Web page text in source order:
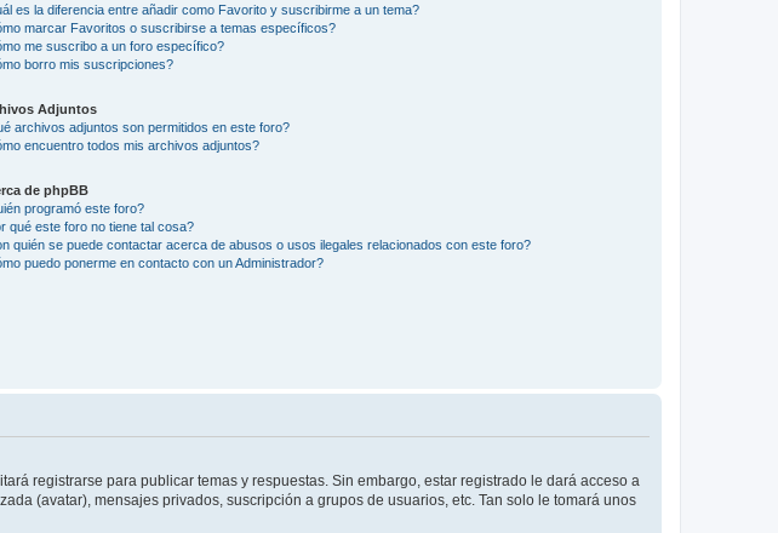
es la diferencia entre añadir como Favorito y suscribirme a un tema?
marcar Favoritos o suscribirse a temas específicos?
me suscribo a un foro específico?
borro mis suscripciones?
Adjuntos
archivos adjuntos son permitidos en este foro?
encuentro todos mis archivos adjuntos?
de phpBB
programó este foro?
qué este foro no tiene tal cosa?
quién se puede contactar acerca de abusos o usos ilegales relacionados con este foro?
puedo ponerme en contacto con un Administrador?
registrarse para publicar temas y respuestas. Sin embargo, estar registrado le dará acceso a
(avatar), mensajes privados, suscripción a grupos de usuarios, etc. Tan solo le tomará unos